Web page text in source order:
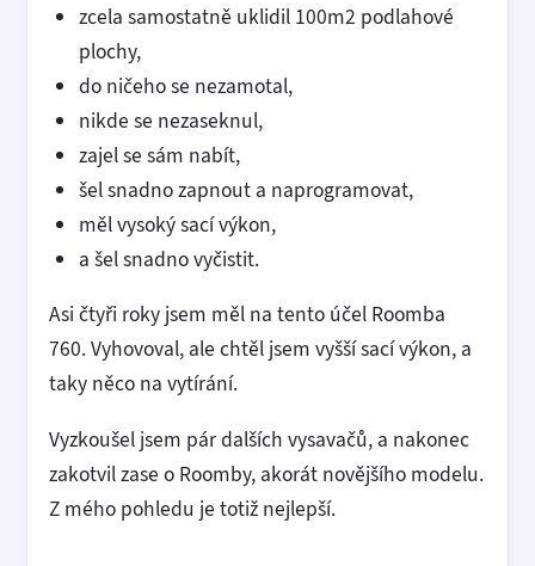
zcela samostatně uklidil 100m2 podlahové
plochy,
do ničeho se nezamotal,
nikde se nezaseknul,
zajel se sám nabít,
šel snadno zapnout a naprogramovat,
měl vysoký sací výkon,
a šel snadno vyčistit.
Asi čtyři roky jsem měl na tento účel Roomba
760. Vyhovoval, ale chtěl jsem vyšší sací výkon, a
taky něco na vytírání.
Vyzkoušel jsem pár dalších vysavačů, a nakonec
zakotvil zase o Roomby, akorát novějšího modelu.
Z mého pohledu je totiž nejlepší.